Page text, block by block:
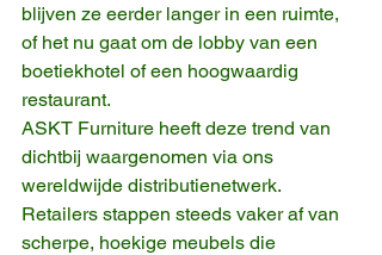
blijven ze eerder langer in een ruimte,
of het nu gaat om de lobby van een
boetiekhotel of een hoogwaardig
restaurant.
ASKT Furniture heeft deze trend van
dichtbij waargenomen via ons
wereldwijde distributienetwerk.
Retailers stappen steeds vaker af van
scherpe, hoekige meubels die